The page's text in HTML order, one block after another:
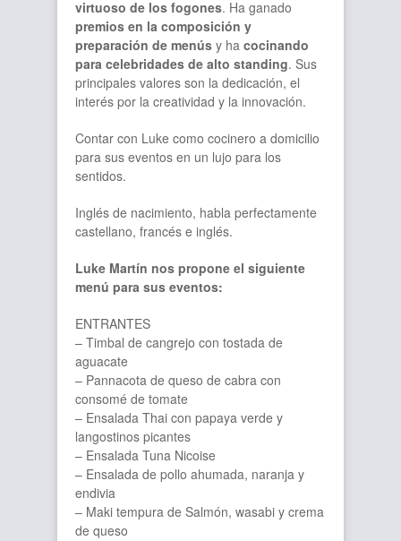
virtuoso de los fogones. Ha ganado
premios en la composición y
preparación de menús y ha cocinando
para celebridades de alto standing. Sus
principales valores son la dedicación, el
interés por la creatividad y la innovación.
Contar con Luke como cocinero a domicilio
para sus eventos en un lujo para los
sentidos.
Inglés de nacimiento, habla perfectamente
castellano, francés e inglés.
Luke Martín nos propone el siguiente
menú para sus eventos:
ENTRANTES
– Timbal de cangrejo con tostada de
aguacate
– Pannacota de queso de cabra con
consomé de tomate
– Ensalada Thai con papaya verde y
langostinos picantes
– Ensalada Tuna Nicoise
– Ensalada de pollo ahumada, naranja y
endivia
– Maki tempura de Salmón, wasabi y crema
de queso